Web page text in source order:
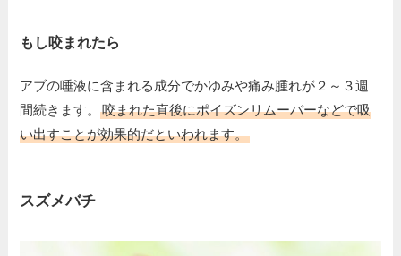
もし咬まれたら
アブの唾液に含まれる成分でかゆみや痛み腫れが２～３週
間続きます。咬まれた直後にポイズンリムーバーなどで吸
い出すことが効果的だといわれます。
スズメバチ